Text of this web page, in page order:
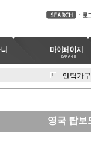
엔틱가구
영국 탑보